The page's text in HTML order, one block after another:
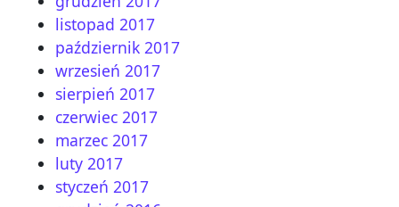
listopad 2017
październik 2017
wrzesień 2017
sierpień 2017
czerwiec 2017
marzec 2017
luty 2017
styczeń 2017